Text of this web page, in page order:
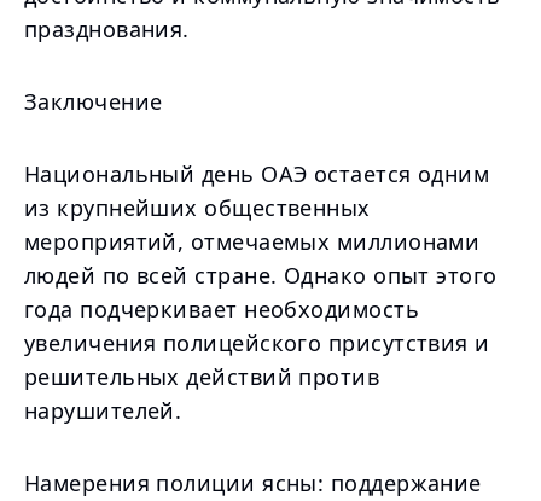
празднования.
Заключение
Национальный день ОАЭ остается одним
из крупнейших общественных
мероприятий, отмечаемых миллионами
людей по всей стране. Однако опыт этого
года подчеркивает необходимость
увеличения полицейского присутствия и
решительных действий против
нарушителей.
Намерения полиции ясны: поддержание